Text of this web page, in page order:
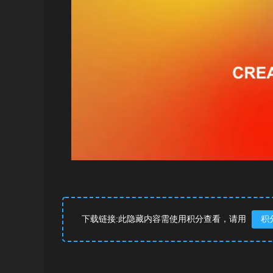
下载链接:此隐藏内容需使用积分查看，请用 积